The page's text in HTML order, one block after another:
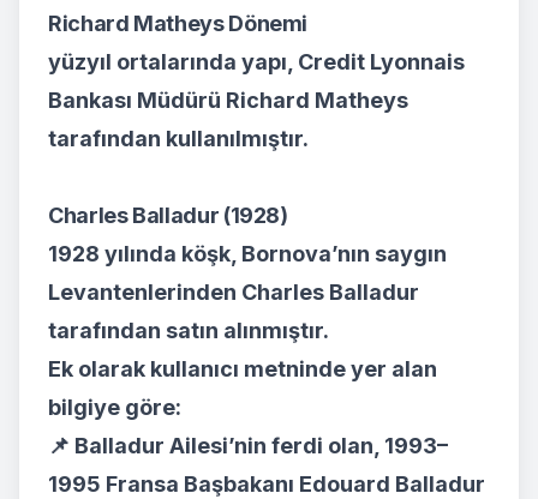
Richard Matheys Dönemi
yüzyıl ortalarında yapı, Credit Lyonnais
Bankası Müdürü Richard Matheys
tarafından kullanılmıştır.
Charles Balladur (1928)
1928 yılında köşk, Bornova’nın saygın
Levantenlerinden Charles Balladur
tarafından satın alınmıştır.
Ek olarak kullanıcı metninde yer alan
bilgiye göre:
📌 Balladur Ailesi’nin ferdi olan, 1993–
1995 Fransa Başbakanı Edouard Balladur